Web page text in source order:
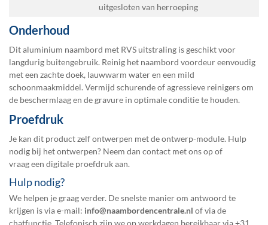
uitgesloten van herroeping
Onderhoud
Dit aluminium naambord met RVS uitstraling is geschikt voor
langdurig buitengebruik. Reinig het naambord voordeur eenvoudig
met een zachte doek, lauwwarm water en een mild
schoonmaakmiddel. Vermijd schurende of agressieve reinigers om
de beschermlaag en de gravure in optimale conditie te houden.
Proefdruk
Je kan dit product zelf ontwerpen met de ontwerp-module. Hulp
nodig bij het ontwerpen? Neem dan contact met ons op of
vraag een digitale proefdrukaan.
Hulp nodig?
We helpen je graag verder. De snelste manier om antwoord te
krijgen is via e-mail: info@naambordencentrale.nl of via de
chatfunctie. Telefonisch zijn we op werkdagen bereikbaar via+31